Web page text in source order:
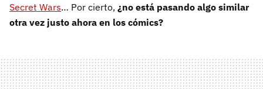
Secret Wars… Por cierto, ¿no está pasando algo similar
otra vez justo ahora en los cómics?